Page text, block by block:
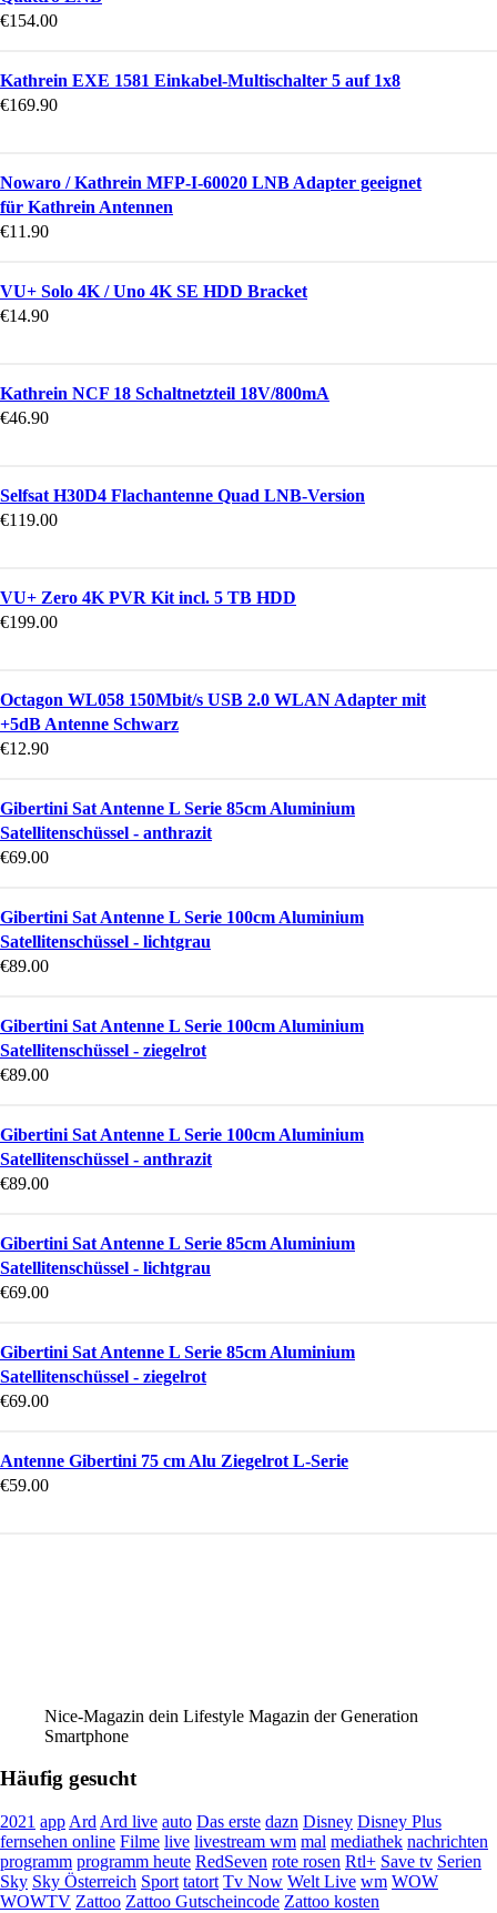
€154.00
Kathrein EXE 1581 Einkabel-Multischalter 5 auf 1x8
€169.90
Nowaro / Kathrein MFP-I-60020 LNB Adapter geeignet
für Kathrein Antennen
€11.90
VU+ Solo 4K / Uno 4K SE HDD Bracket
€14.90
Kathrein NCF 18 Schaltnetzteil 18V/800mA
€46.90
Selfsat H30D4 Flachantenne Quad LNB-Version
€119.00
VU+ Zero 4K PVR Kit incl. 5 TB HDD
€199.00
Octagon WL058 150Mbit/s USB 2.0 WLAN Adapter mit
+5dB Antenne Schwarz
€12.90
Gibertini Sat Antenne L Serie 85cm Aluminium
Satellitenschüssel - anthrazit
€69.00
Gibertini Sat Antenne L Serie 100cm Aluminium
Satellitenschüssel - lichtgrau
€89.00
Gibertini Sat Antenne L Serie 100cm Aluminium
Satellitenschüssel - ziegelrot
€89.00
Gibertini Sat Antenne L Serie 100cm Aluminium
Satellitenschüssel - anthrazit
€89.00
Gibertini Sat Antenne L Serie 85cm Aluminium
Satellitenschüssel - lichtgrau
€69.00
Gibertini Sat Antenne L Serie 85cm Aluminium
Satellitenschüssel - ziegelrot
€69.00
Antenne Gibertini 75 cm Alu Ziegelrot L-Serie
€59.00
Nice-Magazin dein Lifestyle Magazin der Generation
Smartphone
Häufig gesucht
2021 app Ard Ard live auto Das erste dazn Disney Disney Plus
fernsehen online Filme live livestream wm mal mediathek nachrichten
programm programm heute RedSeven rote rosen Rtl+ Save tv Serien
Sky Sky Österreich Sport tatort Tv Now Welt Live wm WOW
WOWTV Zattoo Zattoo Gutscheincode Zattoo kosten